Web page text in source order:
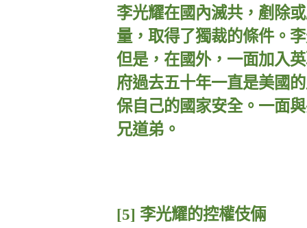
李光耀在國內滅共，剷除
量，取得了獨裁的條件。
但是，在國外，一面加入
府過去五十年一直是美國
保自己的國家安全。一面
兄道弟。
[5] 李光耀的控權伎倆